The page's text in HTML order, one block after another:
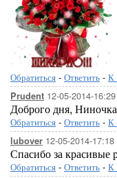
Обратиться - Ответить - К
Prudent 12-05-2014-16:29
Доброго дня,
Обратиться - Ответить - К
lubover 12-05-2014-17:18
Спасибо за красивые
Обратиться - Ответить - К